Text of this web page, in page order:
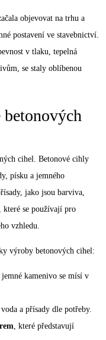
objevovat na trhu a
postavení ve stavebnictví.
v tlaku, tepelná
se staly oblíbenou
cihel. Betonové cihly
písku a jemného
jako jsou barviva,
které se používají pro
vzhledu.
výroby betonových cihel:
kamenivo se mísí v
a přísady dle potřeby.
, které představují